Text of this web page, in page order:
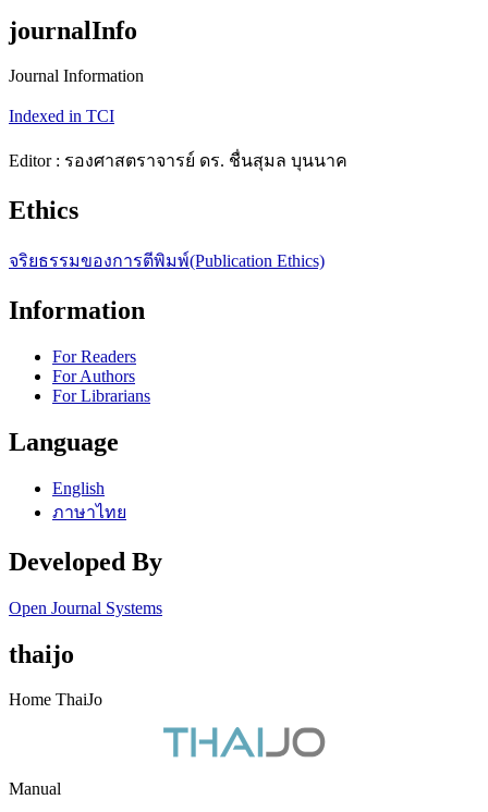
journalInfo
Journal Information
Indexed in TCI
Editor : รองศาสตราจารย์ ดร. ชื่นสุมล บุนนาค
Ethics
จริยธรรมของการตีพิมพ์(Publication Ethics)
Information
For Readers
For Authors
For Librarians
Language
English
ภาษาไทย
Developed By
Open Journal Systems
thaijo
Home ThaiJo
Manual